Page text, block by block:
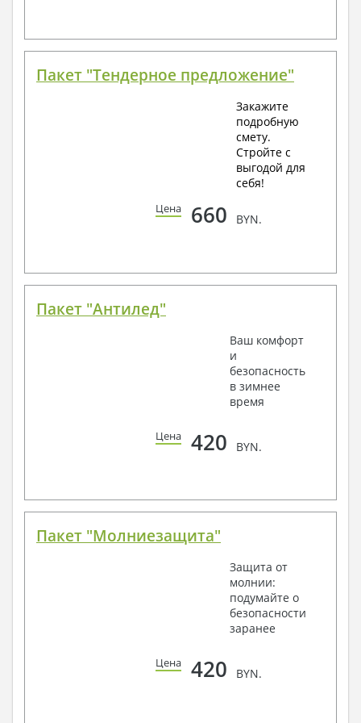
Пакет "Тендерное предложение"
Закажите
подробную
смету.
Стройте с
выгодой для
себя!
Цена 660 BYN.
Пакет "Антилед"
Ваш комфорт
и
безопасность
в зимнее
время
Цена 420 BYN.
Пакет "Молниезащита"
Защита от
молнии:
подумайте о
безопасности
заранее
Цена 420 BYN.